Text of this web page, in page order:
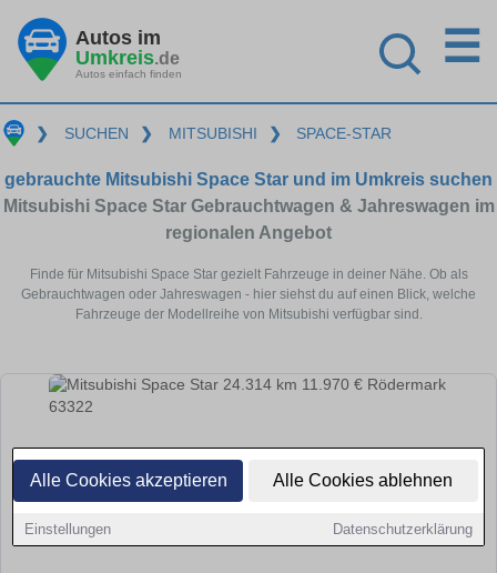
Alle Cookies akzeptieren Alle Cookies ablehnen
Einstellungen Datenschutzerklärung
Autos im
Umkreis.de
Autos einfach finden
☰
❯ SUCHEN ❯ MITSUBISHI ❯ SPACE-STAR
gebrauchte Mitsubishi Space Star und im Umkreis suchen
Mitsubishi Space Star Gebrauchtwagen & Jahreswagen im
regionalen Angebot
Finde für Mitsubishi Space Star gezielt Fahrzeuge in deiner Nähe. Ob als
Gebrauchtwagen oder Jahreswagen - hier siehst du auf einen Blick, welche
Fahrzeuge der Modellreihe von Mitsubishi verfügbar sind.